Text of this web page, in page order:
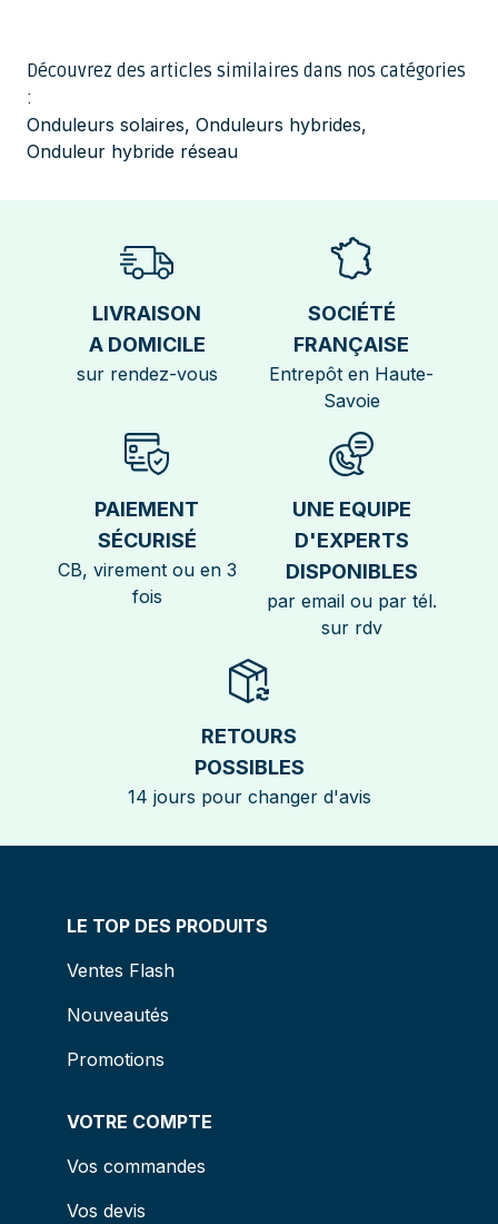
Découvrez des articles similaires dans nos catégories
:
Onduleurs solaires, Onduleurs hybrides,
Onduleur hybride réseau
LIVRAISON
A DOMICILE
sur rendez-vous
SOCIÉTÉ
FRANÇAISE
Entrepôt en Haute-
Savoie
PAIEMENT
SÉCURISÉ
CB, virement ou en 3
fois
UNE EQUIPE
D'EXPERTS
DISPONIBLES
par email ou par tél.
sur rdv
RETOURS
POSSIBLES
14 jours pour changer d'avis
LE TOP DES PRODUITS
Ventes Flash
Nouveautés
Promotions
VOTRE COMPTE
Vos commandes
Vos devis